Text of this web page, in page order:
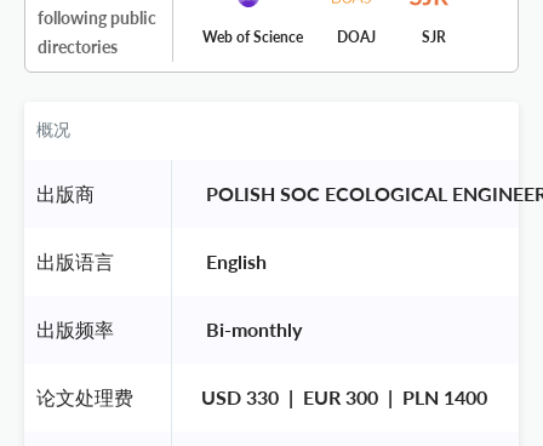
following public
directories
Web of Science DOAJ SJR
概况
出版商 POLISH SOC ECOLOGICAL
出版语言 English
出版频率 Bi-monthly
论文处理费 USD 330  |  EUR 300  |  PLN 1400